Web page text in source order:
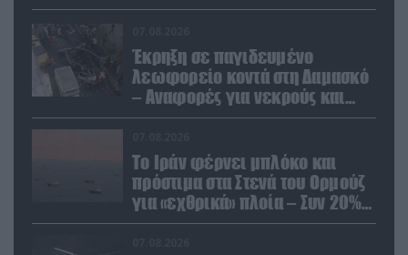
Έκρηξη σε παγιδευμένο
λεωφορείο κοντά στη Δαμασκό
– Αναφορές για νεκρούς και
τραυματίες (βίντεο)
Το Ιράν φέρνει μπλόκο και
πρόστιμα στα Στενά του Ορμούζ
για «εχθρικά» πλοία – Συν 20%
στα φορτία